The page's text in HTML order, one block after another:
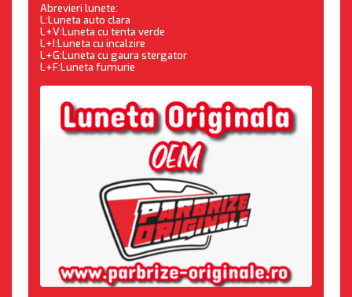
Abrevieri lunete:
L:Luneta auto clara
L+V:Luneta cu tenta verde
L+I:Luneta cu incalzire
L+G:Luneta cu gaura stergator
L+F:Luneta fumurie